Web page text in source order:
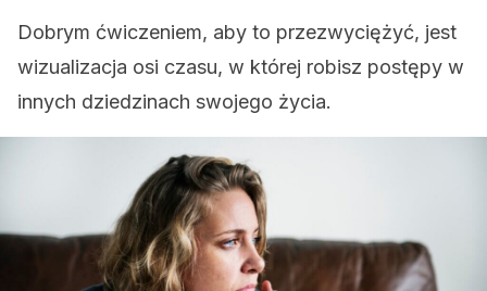
Dobrym ćwiczeniem, aby to przezwyciężyć, jest
wizualizacja osi czasu, w której robisz postępy w
innych dziedzinach swojego życia.